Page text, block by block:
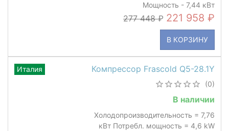
Мощность - 7,44 кВт
277 448 221 958
В КОРЗИНУ
Компрессор Frascold Q5-28.1Y
(0)
В наличии
Холодопроизводительность = 7,76
кВт Потребл. мощность = 4,6 kW
Италия